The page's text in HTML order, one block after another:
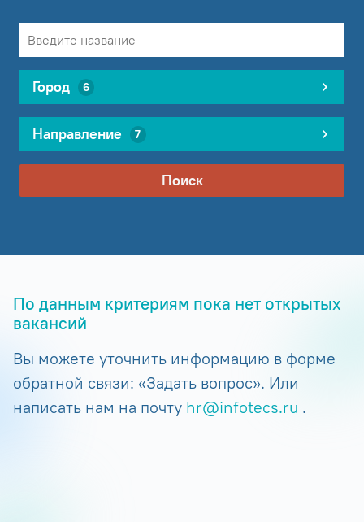
Город 6
Направление 7
Поиск
По данным критериям пока нет открытых
вакансий
Вы можете уточнить информацию в форме
обратной связи: «Задать вопрос». Или
написать нам на почту hr@infotecs.ru .